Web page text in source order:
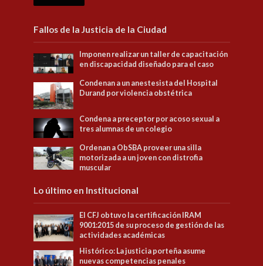
Fallos de la Justicia de la Ciudad
Imponen realizar un taller de capacitación
en discapacidad diseñado para el caso
Condenan a un anestesista del Hospital
Durand por violencia obstétrica
Condena a preceptor por acoso sexual a
tres alumnas de un colegio
Ordenan a ObSBA proveer una silla
motorizada a un joven con distrofia
muscular
Lo último en Institucional
El CFJ obtuvo la certificación IRAM
9001:2015 de su proceso de gestión de las
actividades académicas
Histórico: La justicia porteña asume
nuevas competencias penales